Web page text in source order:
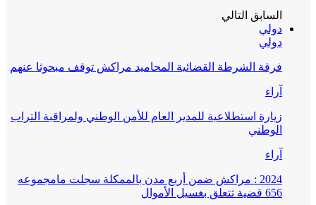
السابق التالي
دولي
دولي
فرقة الشرطة القضائية المحاميد مراكش توقف مبحوثا عنهم
آراء
زيارة استطلاعية للمدير العام للأمن الوطني ولمراقبة التراب
الوطني
آراء
2024 : مراكش ضمن أربع مدن بالممكلة سجلت مامجموعه
656 قضية تتعلق بغسيل الأموال